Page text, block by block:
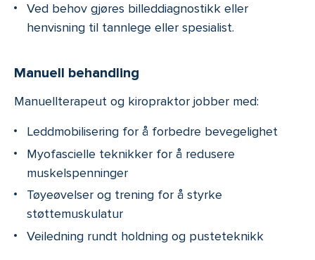
Ved behov gjøres billeddiagnostikk eller
henvisning til tannlege eller spesialist.
Manuell behandling
Manuellterapeut og kiropraktor jobber med:
Leddmobilisering for å forbedre bevegelighet
Myofascielle teknikker for å redusere
muskelspenninger
Tøyeøvelser og trening for å styrke
støttemuskulatur
Veiledning rundt holdning og pusteteknikk